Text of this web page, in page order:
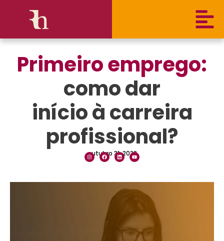
Primeiro emprego:
como dar
início à carreira
profissional?
outubro 31, 2022